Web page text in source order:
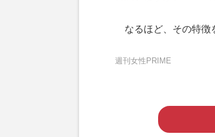
なるほど、その特徴
週刊女性PRIME